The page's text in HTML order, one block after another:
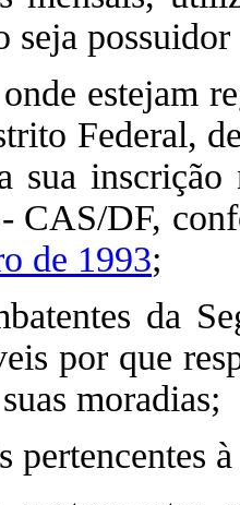
seja
estejam
Federal,
sua
CAS/DF,
de 1993;
da
por que
moradias;
pertencentes